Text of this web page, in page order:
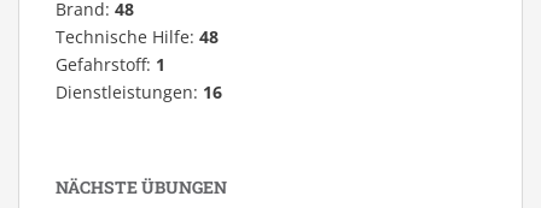
Brand: 48
Technische Hilfe: 48
Gefahrstoff: 1
Dienstleistungen: 16
NÄCHSTE ÜBUNGEN